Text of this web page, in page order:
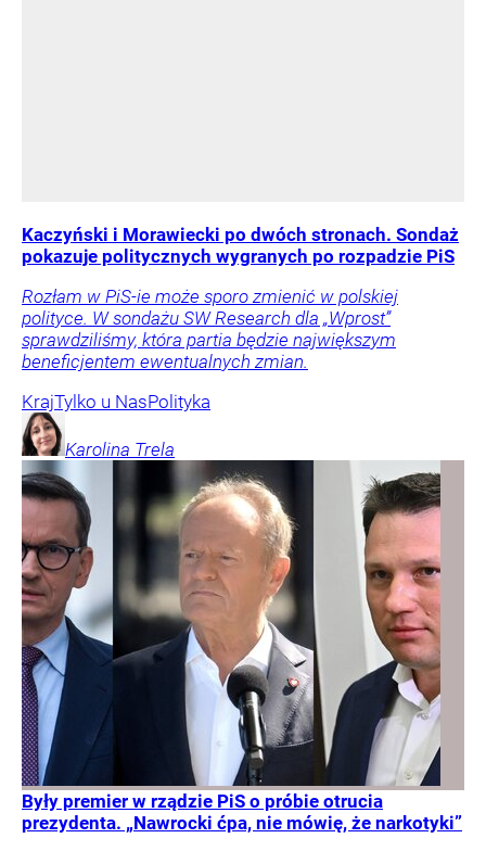
Kaczyński i Morawiecki po dwóch stronach. Sondaż
pokazuje politycznych wygranych po rozpadzie PiS
Rozłam w PiS-ie może sporo zmienić w polskiej
polityce. W sondażu SW Research dla „Wprost”
sprawdziliśmy, która partia będzie największym
beneficjentem ewentualnych zmian.
KrajTylko u NasPolityka
Karolina Trela
Były premier w rządzie PiS o próbie otrucia
prezydenta. „Nawrocki ćpa, nie mówię, że narkotyki”